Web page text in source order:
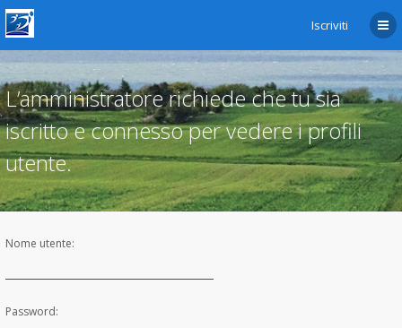
Iscriviti
L’amministratore richiede che tu sia
iscritto e connesso per vedere i profili
utente.
Nome utente:
Password: